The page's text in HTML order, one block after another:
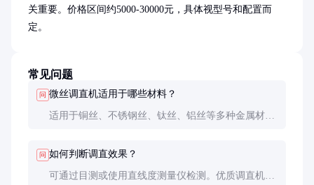
关重要。价格区间约5000-30000元，具体视型号和配置而
定。
常见问题
问 微丝调直机适用于哪些材料？
适用于铜丝、不锈钢丝、钛丝、铝丝等多种金属材
问 如何判断调直效果？
可通过目测或使用直线度测量仪检测。优质调直机调